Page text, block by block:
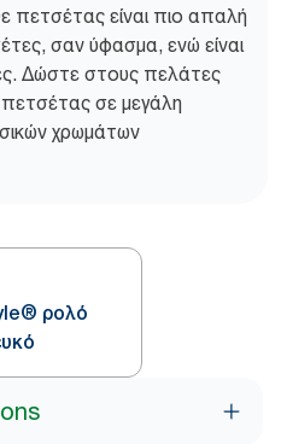
πετσέτας είναι πιο απαλή
σαν ύφασμα, ενώ είναι
Δώστε στους πελάτες
πετσέτας σε μεγάλη
χρωμάτων
ρολό